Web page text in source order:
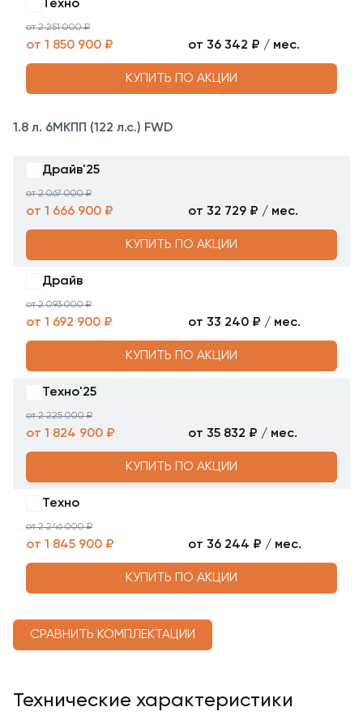
Техно
от 2 251 000 ₽
от 1 850 900 ₽ от 36 342 ₽ / мес.
КУПИТЬ ПО АКЦИИ
1.8 л. 6МКПП (122 л.с.) FWD
Драйв'25
от 2 067 000 ₽
от 1 666 900 ₽ от 32 729 ₽ / мес.
КУПИТЬ ПО АКЦИИ
Драйв
от 2 093 000 ₽
от 1 692 900 ₽ от 33 240 ₽ / мес.
КУПИТЬ ПО АКЦИИ
Техно'25
от 2 225 000 ₽
от 1 824 900 ₽ от 35 832 ₽ / мес.
КУПИТЬ ПО АКЦИИ
Техно
от 2 246 000 ₽
от 1 845 900 ₽ от 36 244 ₽ / мес.
КУПИТЬ ПО АКЦИИ
СРАВНИТЬ КОМПЛЕКТАЦИИ
Технические характеристики